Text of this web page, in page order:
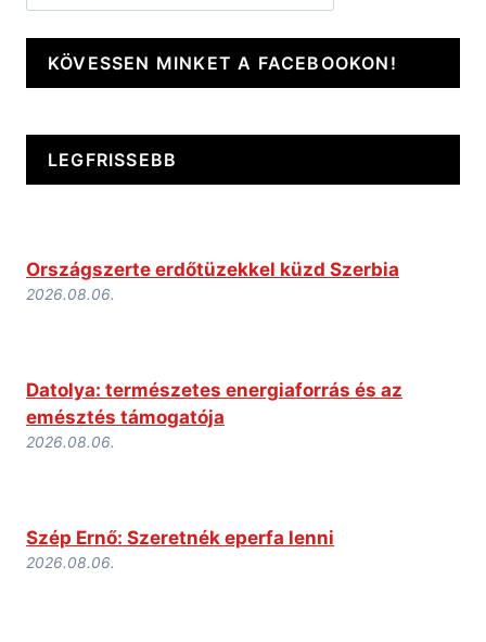
KÖVESSEN MINKET A FACEBOOKON!
LEGFRISSEBB
Országszerte erdőtüzekkel küzd Szerbia
2026.08.06.
Datolya: természetes energiaforrás és az
emésztés támogatója
2026.08.06.
Szép Ernő: Szeretnék eperfa lenni
2026.08.06.